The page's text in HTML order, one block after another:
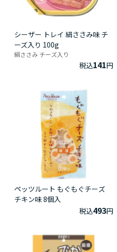
シーザー トレイ 絹ささみ味 チ
ーズ入り 100g
絹ささみ チーズ入り
税込141円
ペッツルート もぐもぐチーズ
チキン味 8個入
税込493円